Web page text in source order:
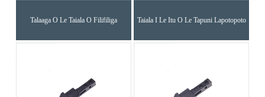
Talaaga O Le Taiala O Filifiliga Taiala I Le Itu O Le Tapuni Lapotopoto